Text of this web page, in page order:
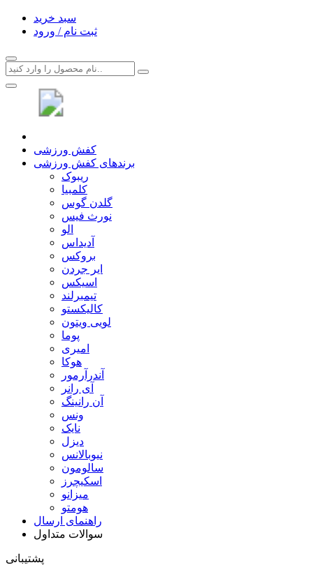
سبد خرید
ثبت نام / ورود
کفش ورزشی
برندهای کفش ورزشی
ریبوک
کلمبیا
گلدن گوس
نورث فیس
الو
آدیداس
بروکس
ایر جردن
اسیکس
تیمبرلند
کالیکستو
لویی ویتون
پوما
امیری
هوکا
آندرآرمور
آی رانر
آن رانینگ
ونس
نایک
دیزل
نیوبالانس
سالومون
اسکیچرز
میزانو
هومتو
راهنمای ارسال
سوالات متداول
پشتیبانی